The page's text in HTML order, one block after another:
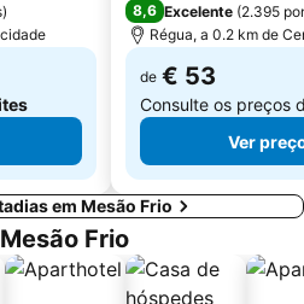
Rua de Santa María
Paço dos Duques de Bragança
)
8,6 Excelente (2.395
Régua, a 0.2 km de
de € 53
Consulte os preços
Ver
em Mesão Frio
Frio